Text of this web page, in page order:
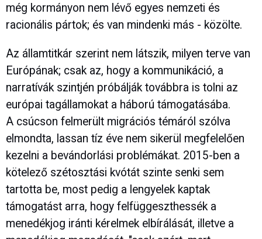
még kormányon nem lévő egyes nemzeti és
racionális pártok; és van mindenki más - közölte.
Az államtitkár szerint nem látszik, milyen terve van
Európának; csak az, hogy a kommunikáció, a
narratívák szintjén próbálják továbbra is tolni az
európai tagállamokat a háború támogatásába.
A csúcson felmerült migrációs témáról szólva
elmondta, lassan tíz éve nem sikerül megfelelően
kezelni a bevándorlási problémákat. 2015-ben a
kötelező szétosztási kvótát szinte senki sem
tartotta be, most pedig a lengyelek kaptak
támogatást arra, hogy felfüggeszthessék a
menedékjog iránti kérelmek elbírálását, illetve a